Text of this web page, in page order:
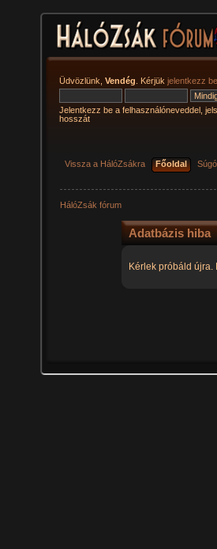
Üdvözlünk, Vendég . Kérjük jelentkezz be
Jelentkezz be a felhasználóneveddel,
hosszát
Vissza a HálóZsákra Főoldal Súgó
HálóZsák fórum
Adatbázis hiba
Kérlek próbáld